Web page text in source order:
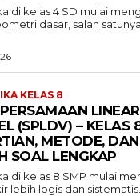
di kelas 4 SD mulai
dasar, salah
KELAS 8
(SPLDV) – KELAS
METODE, DAN
SOAL LENGKAP
di kelas 8 SMP mulai
lebih logis dan sistematis.